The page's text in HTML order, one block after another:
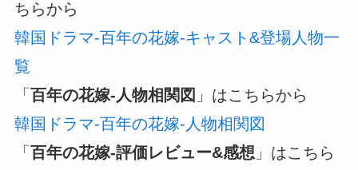
ちらから
韓国ドラマ-百年の花嫁-キャスト&登場人物一
覧
「百年の花嫁-人物相関図 」はこちらから
韓国ドラマ-百年の花嫁-人物相関図
「百年の花嫁-評価レビュー&感想 」はこちら